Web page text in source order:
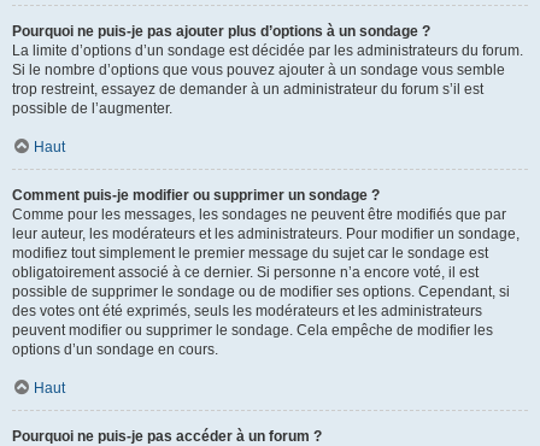
Pourquoi ne puis-je pas ajouter plus d’options à un sondage ?
La limite d’options d’un sondage est décidée par les administrateurs du forum.
Si le nombre d’options que vous pouvez ajouter à un sondage vous semble
trop restreint, essayez de demander à un administrateur du forum s’il est
possible de l’augmenter.
Haut
Comment puis-je modifier ou supprimer un sondage ?
Comme pour les messages, les sondages ne peuvent être modifiés que par
leur auteur, les modérateurs et les administrateurs. Pour modifier un sondage,
modifiez tout simplement le premier message du sujet car le sondage est
obligatoirement associé à ce dernier. Si personne n’a encore voté, il est
possible de supprimer le sondage ou de modifier ses options. Cependant, si
des votes ont été exprimés, seuls les modérateurs et les administrateurs
peuvent modifier ou supprimer le sondage. Cela empêche de modifier les
options d’un sondage en cours.
Haut
Pourquoi ne puis-je pas accéder à un forum ?